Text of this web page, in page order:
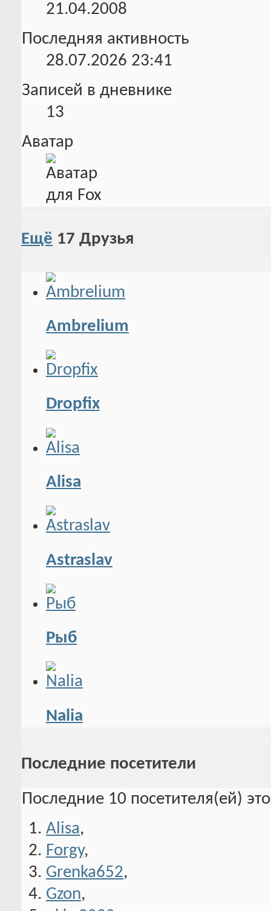
21.04.2008
Последняя активность
28.07.2026 23:41
Записей в дневнике
13
Аватар
Ещё 17 Друзья
Ambrelium
Dropfix
Alisa
Astraslav
Рыб
Nalia
Последние посетители
Последние 10 посетителя(ей)
Alisa,
Forgy,
Grenka652,
Gzon,